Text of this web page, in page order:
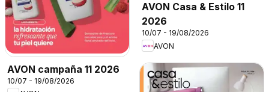
AVON campaña 11 2026
10/07 - 19/08/2026
AVON Casa & Estilo 11
2026
10/07 - 19/08/2026
AVON